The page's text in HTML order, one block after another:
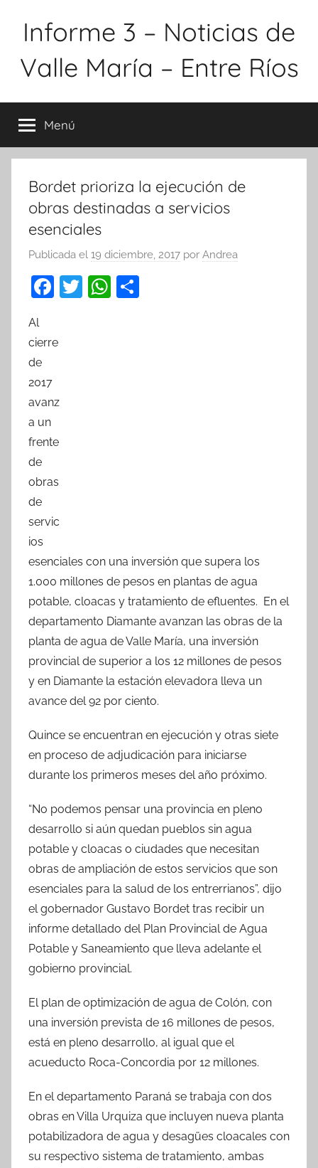
Informe 3 – Noticias de
Valle María – Entre Ríos
Menú
Bordet prioriza la ejecución de
obras destinadas a servicios
esenciales
Publicada el 19 diciembre, 2017 por Andrea
F
e
o
k
T
W
Al
cierre
de
2017
avanz
a un
frente
de
obras
de
servic
ios
esenciales con una inversión que supera los
1.000 millones de pesos en plantas de agua
potable, cloacas y tratamiento de efluentes. En el
departamento Diamante avanzan las obras de la
planta de agua de Valle María, una inversión
provincial de superior a los 12 millones de pesos
y en Diamante la estación elevadora lleva un
avance del 92 por ciento.
Quince se encuentran en ejecución y otras siete
en proceso de adjudicación para iniciarse
durante los primeros meses del año próximo.
“No podemos pensar una provincia en pleno
desarrollo si aún quedan pueblos sin agua
potable y cloacas o ciudades que necesitan
obras de ampliación de estos servicios que son
esenciales para la salud de los entrerrianos”, dijo
el gobernador Gustavo Bordet tras recibir un
informe detallado del Plan Provincial de Agua
Potable y Saneamiento que lleva adelante el
gobierno provincial.
El plan de optimización de agua de Colón, con
una inversión prevista de 16 millones de pesos,
está en pleno desarrollo, al igual que el
acueducto Roca-Concordia por 12 millones.
En el departamento Paraná se trabaja con dos
obras en Villa Urquiza que incluyen nueva planta
potabilizadora de agua y desagües cloacales con
su respectivo sistema de tratamiento, ambas